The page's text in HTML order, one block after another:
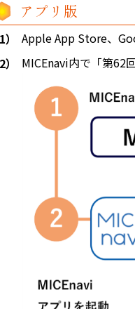
アプリ版
Apple App Store、
MICEnavi内で「第62